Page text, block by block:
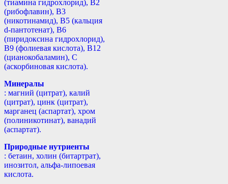
(тиамина гидрохлорид), B2
(рибофлавин), B3
(никотинамид), В5 (кальция
d-пантотенат), B6
(пиридоксина гидрохлорид),
B9 (фолиевая кислота), B12
(цианокобаламин), С
(аскорбиновая кислота).
Минералы
: магний (цитрат), калий
(цитрат), цинк (цитрат),
марганец (аспартат), хром
(полиникотинат), ванадий
(аспартат).
Природные нутриенты
: бетаин, холин (битартрат),
инозитол, альфа-липоевая
кислота.